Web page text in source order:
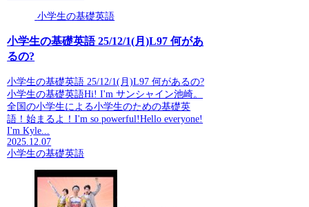
小学生の基礎英語
小学生の基礎英語 25/12/1(月)L97 何があ
るの?
小学生の基礎英語 25/12/1(月)L97 何があるの?
小学生の基礎英語Hi! I'm サンシャイン池崎。
全国の小学生による小学生のための基礎英
語！始まるよ！I'm so powerful!Hello everyone!
I'm Kyle...
2025.12.07
小学生の基礎英語